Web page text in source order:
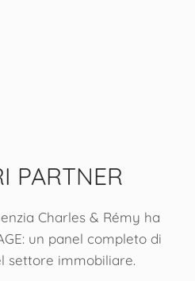
PARTNER
Charles & Rémy ha
un panel completo di
settore immobiliare.